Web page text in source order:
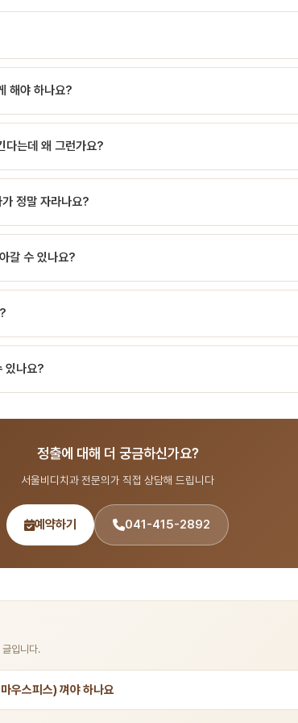
한 외상성, 치료 목적의 교정적, 맞물리는 치아 상실로 인한 병적
해야 하나요?
고정하며, 이후 신경 생존 여부를 정기적으로 확인합니다. 조기 처
다는데 왜 그런가요?
살리려는 시도이며, 보통 몇 주에서 몇 개월이 걸립니다.
정말 자라나요?
족해져 치료가 복잡해지고 비용도 커집니다.
갈 수 있나요?
본 해결은 원인이 된 빈 공간을 채우는 것입니다.
정부터 교정·보철까지 범위가 다양합니다. 정확한 비용은 진단 후
있나요?
정출에 대해 더 궁금하신가요?
서울비디치과 전문의가 직접 상담해 드립니다
예약하기 041-415-2892
입니다.
우스피스) 껴야 하나요